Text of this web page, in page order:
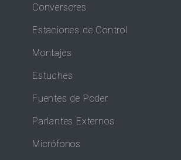
Conversores
Estaciones de Control
Montajes
Estuches
Fuentes de Poder
Parlantes Externos
Micrófonos